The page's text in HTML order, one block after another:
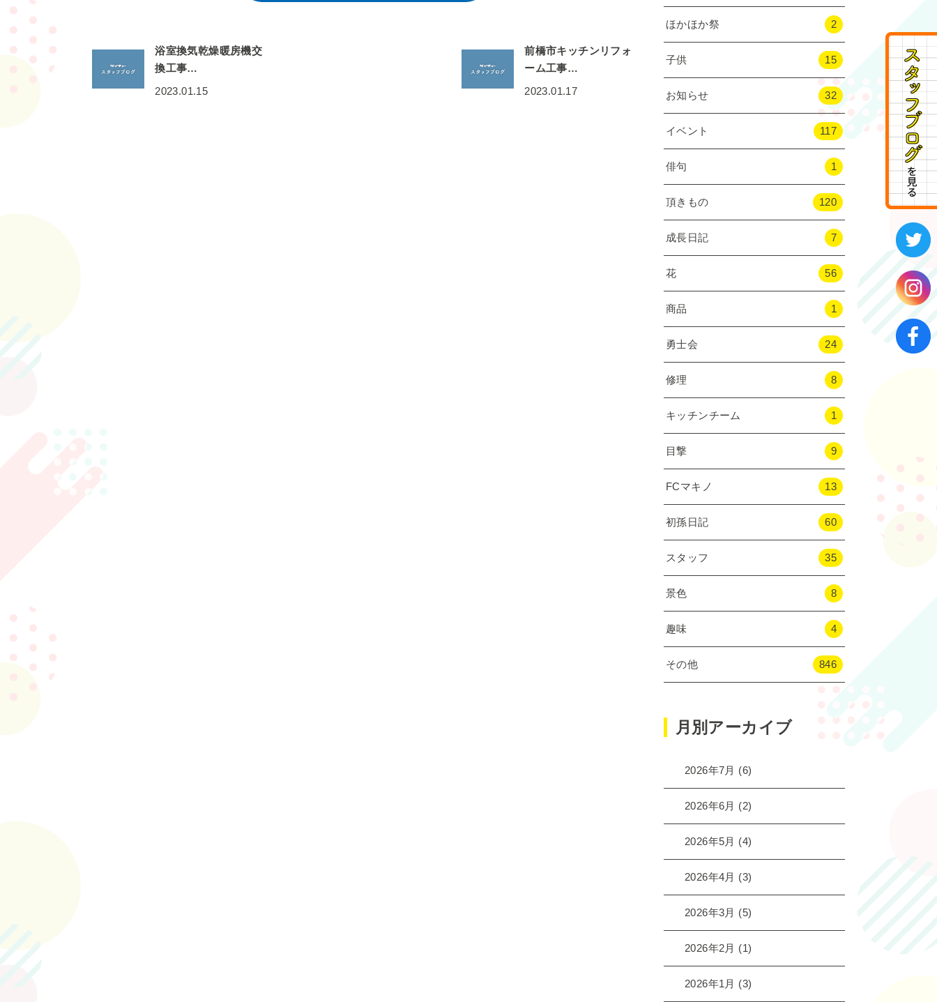
浴室換気乾燥暖房機交
換工事…
2023.01.15
前橋市キッチンリフォ
ーム工事…
2023.01.17
ほかほか祭 2
子供 15
お知らせ 32
イベント 117
俳句 1
頂きもの 120
成長日記 7
花 56
商品 1
勇士会 24
修理 8
キッチンチーム 1
目撃 9
FCマキノ 13
初孫日記 60
スタッフ 35
景色 8
趣味 4
その他 846
月別アーカイブ
2026年7月 (6)
2026年6月 (2)
2026年5月 (4)
2026年4月 (3)
2026年3月 (5)
2026年2月 (1)
2026年1月 (3)